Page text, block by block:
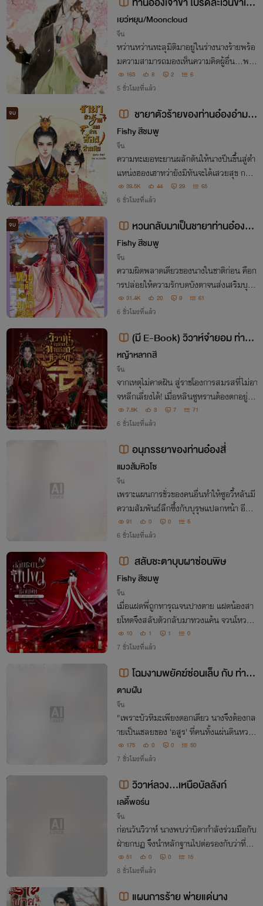
ด
เยว่หยุน/Mooncloud
จีน
หว่านหว่านทะลุมิติมาอยู่ในร่างนางร้ายพร้อ
มความสามารถมองเห็นความคิดผู้อื่น…พระ
เอก [กำจัดนาง] แง วีรกรรมแกล้งนางเอกที่
ผ่านมาไม่ใช่ฝีมือนางน้า ท่านอ๋องเจ้าขา โปร
163 8 2 6
5 ชั่วโมงที่แล้ว
จบ
ชายาตัวร้ายของท่านอ๋องอำมหิ
ต
Fishy สีชมพู
จีน
ความทะเยอทะยานผลักดันให้นางปีนขึ้นสู่ตำ
แหน่งฮองเฮาทว่ายังมิทันจะได้เสวยสุข กลับ
ถูกฮ่องเต้ผู้เป็นสวามีสวมข้อหากบฏลงบนหั
วของนาง เกิดใหม่ครานี้นางไม่ขอเป็นฮองเฮ
39.5K 44 29 65
6 ชั่วโมงที่แล้ว
จบ
หวนกลับมาเป็นชายาท่านอ๋องกบ
ฏ
Fishy สีชมพู
จีน
ความผิดพลาดเดียวของนางในชาติก่อน คือก
ารปล่อยให้ความรักบดบังตาจนส่งเสริมบุรุษ
ชั่วช้าให้ได้ครองบัลลังก์ หวนคืนกลับมาครา
วนี้ นางไม่มีวันยอมถูกทรยศอีก รสชาติของ
ย่างสา
31.4K 20 9 61
6 ชั่วโมงที่แล้ว
(มี E-Book) วิวาห์จำยอม ท่านอ๋
องตัวร้าย
หญ้าหลากสี
จีน
จากเหตุไม่คาดฝัน สู่ราชโองการสมรสที่ไม่อา
จหลีกเลี่ยงได้! เมื่อหลินซูหรานต้องตกอยู่ใน
‘วิวาห์จำยอม’ กับเหวินอ๋อง มัจจุราชหน้าตาย
แล้วนางจะรักษาชีวิตน้อยๆ ของตนเองไว้ได้อ
7.8K 3 7 71
6 ชั่วโมงที่แล้ว
อนุภรรยาของท่านอ๋องสี่
แมวส้มหิวโซ
จีน
เพราะแผนการชั่วของคนอื่นทำให้ซูอวี้หลันมี
ความสัมพันธ์ลึกซึ้งกับบุรุษแปลกหน้า อีกฝ่
ายรับนางเป็นอนุเพื่อรับผิดชอบ ก่อนที่ภายห
ลังนางจะรู้ความจริงว่าแท้จริงแล้วเขาคือเซวี
91 0 0 5
6 ชั่วโมงที่แล้ว
สลับชะตาบุบผาซ่อนพิษ
Fishy สีชมพู
จีน
เมื่อแฝดพี่ถูกทารุณจนปางตาย แฝดน้องสา
ยโหดจึงสลับตัวกลับมาทวงแค้น จวนโหวที่ว่
ายิ่งใหญ่ ข้าจะเหยียบให้จมดิน ทว่าทุกครั้งที่
ลงมือ มักมีดาบลึกลับจากท่านอ๋องน้อยยื่น
10 1 1 0
7 ชั่วโมงที่แล้ว
โฉมงามพยัคฆ์ซ่อนเล็บ กับ ท่าน
อ๋องอสูร
ตามฝัน
จีน
"เพราะบัวหิมะเพียงดอกเดียว นางจึงต้องกล
ายเป็นเชลยของ 'อสูร' ที่คนทั้งแผ่นดินหวาด
กลัว แต่ใครจะรู้เล่าว่า... ในจวนเหมันต์แห่ง
นั้น จะมีหอตำรายุทธที่สวรรค์ส่งมาให้นาง!"
175 0 0 50
7 ชั่วโมงที่แล้ว
วิวาห์ลวง...เหนือบัลลังก์
เลดี้พอร์น
จีน
ก่อนวันวิวาห์ นางพบว่าบิดากำลังร่วมมือกับ
ฝ่ายกบฏ จึงนำหลักฐานไปต่อรองกับว่าที่สา
มีผู้เย็นชา แต่ใครจะรู้ว่า… **วิวาห์ที่เริ่มต้นด้
วยคำลวง จะจบลงด้วยแม่ทัพผู้ยอมวางดาบเ
51 0 0 15
8 ชั่วโมงที่แล้ว
แผนการร้าย พ่ายแด่นาง